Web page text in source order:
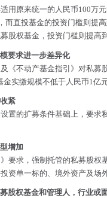
用原来统一的人民币100万
而直投基金的投资门槛则提
股权基金，投资门槛则提高
要求进一步差异化
《不动产基金指引》对私
实缴规模不低于人民币1亿元
紧
置的扩募条件基础上，要
增加
要求，强制托管的私募股
资单一标的、境外资产及场
股权基金和管理人，行业或